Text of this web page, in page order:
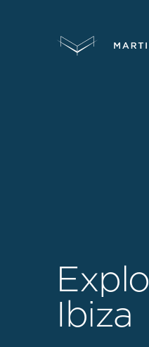
Explo
Ibiza